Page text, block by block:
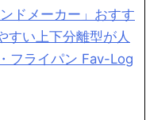
ドメーカー」おすす
い上下分離型が人
フライパン Fav-Log